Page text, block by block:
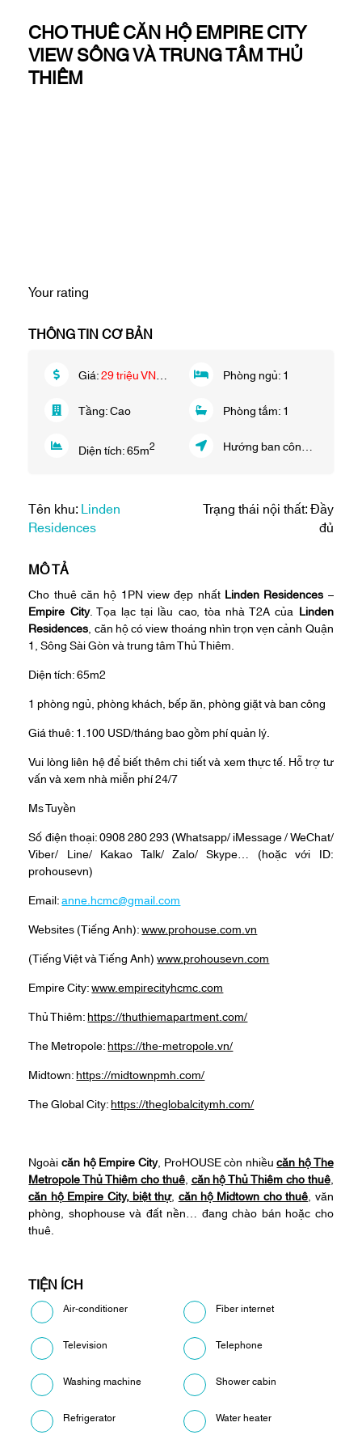
CHO THUÊ CĂN HỘ EMPIRE CITY
VIEW SÔNG VÀ TRUNG TÂM THỦ
THIÊM
Your rating
THÔNG TIN CƠ BẢN
Giá:29 triệu VND/tháng Phòng ngủ: 1
Tầng:Cao Phòng tắm: 1
Diện tích:65m2 Hướng ban công:
Tên khu: Linden
Residences
Trạng thái nội thất: Đầy
đủ
MÔ TẢ
Cho thuê căn hộ 1PN view đẹp nhất Linden Residences –
Empire City. Tọa lạc tại lầu cao, tòa nhà T2A của Linden
Residences , căn hộ có view thoáng nhìn trọn vẹn cảnh Quận
1, Sông Sài Gòn và trung tâm Thủ Thiêm.
Diện tích: 65m2
1 phòng ngủ, phòng khách, bếp ăn, phòng giặt và ban công
Giá thuê: 1.100 USD/tháng bao gồm phí quản lý.
Vui lòng liên hệ để biết thêm chi tiết và xem thực tế. Hỗ trợ tư
vấn và xem nhà miễn phí 24/7
Ms Tuyền
Số điện thoại: 0908 280 293 (Whatsapp/ iMessage / WeChat/
Viber/ Line/ Kakao Talk/ Zalo/ Skype… (hoặc với ID:
prohousevn)
Email:anne.hcmc@gmail.com
Websites (Tiếng Anh):www.prohouse.com.vn
(Tiếng Việt và Tiếng Anh)www.prohousevn.com
Empire City:www.empirecityhcmc.com
Thủ Thiêm: https://thuthiemapartment.com/
The Metropole: https://the-metropole.vn/
Midtown: https://midtownpmh.com/
The Global City: https://theglobalcitymh.com/
Ngoàicăn hộ Empire City, ProHOUSE còn nhiềucăn hộ The
Metropole Thủ Thiêm cho thuê, căn hộThủ Thiêm cho thuê,
căn hộ Empire City, biệt thự, căn hộ Midtown cho thuê , văn
phòng, shophouse và đất nền… đang chào bán hoặc cho
thuê.
TIỆN ÍCH
Air-conditioner Fiber internet
Television Telephone
Washing machine Shower cabin
Refrigerator Water heater